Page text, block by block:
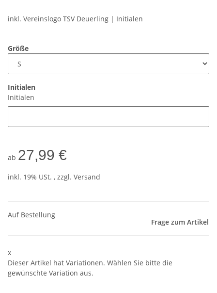
inkl. Vereinslogo TSV Deuerling | Initialen
Größe
Initialen
Initialen
ab 27,99 €
inkl. 19% USt. , zzgl. Versand
Auf Bestellung
Frage zum Artikel
x
Dieser Artikel hat Variationen. Wählen Sie bitte die
gewünschte Variation aus.